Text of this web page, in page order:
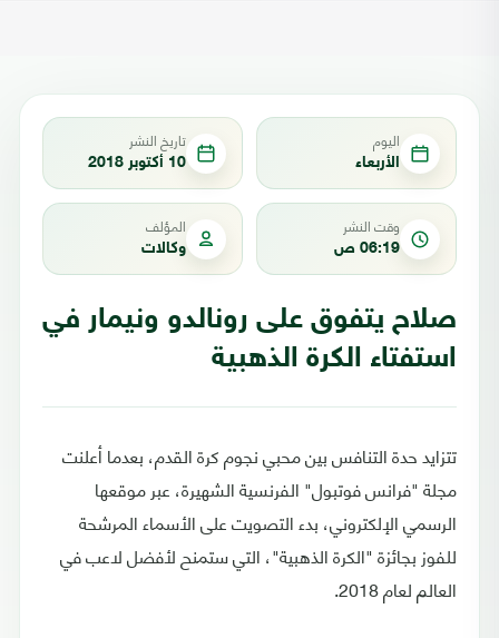
اليوم
الأربعاء
تاريخ النشر
10 أكتوبر 2018
وقت النشر
06:19 ص
المؤلف
وكالات
صلاح يتفوق على رونالدو ونيمار في
استفتاء الكرة الذهبية
تتزايد حدة التنافس بين محبي نجوم كرة القدم، بعدما أعلنت
مجلة "فرانس فوتبول" الفرنسية الشهيرة، عبر موقعها
الرسمي الإلكتروني، بدء التصويت على الأسماء المرشحة
للفوز بجائزة "الكرة الذهبية"، التي ستمنح لأفضل لاعب في
العالم لعام 2018.